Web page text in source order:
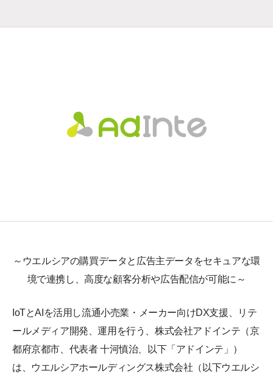
～ウエルシアの購買データと広告主データをセキュアな環
境で連携し、高度な顧客分析や広告配信が可能に～
IoTとAIを活用し流通小売業・メーカー向けDX支援、リテ
ールメディア開発、運用を行う、株式会社アドインテ（京
都府京都市、代表者 十河慎治、以下「アドインテ」）
は、ウエルシアホールディングス株式会社（以下ウエルシ